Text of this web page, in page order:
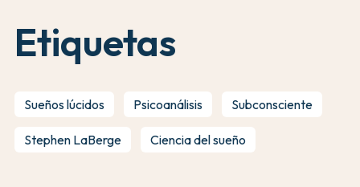
Etiquetas
Sueños lúcidos Psicoanálisis Subconsciente
Stephen LaBerge Ciencia del sueño